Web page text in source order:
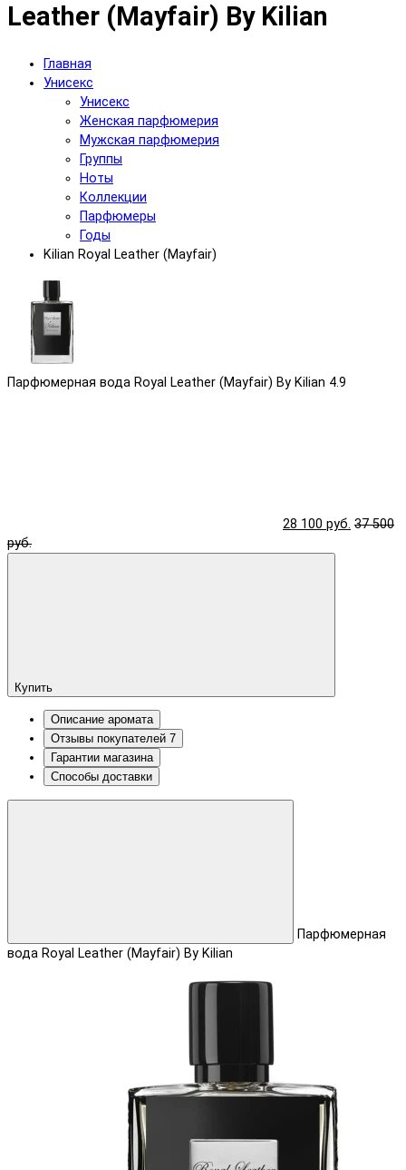
Leather (Mayfair) By Kilian
Главная
Унисекс
Унисекс
Женская парфюмерия
Мужская парфюмерия
Группы
Ноты
Коллекции
Парфюмеры
Годы
Kilian Royal Leather (Mayfair)
Парфюмерная вода Royal Leather (Mayfair) By Kilian 4.9
28 100 руб. 37 500
руб.
Купить
Описание аромата
Отзывы покупателей 7
Гарантии магазина
Способы доставки
Парфюмерная
вода Royal Leather (Mayfair) By Kilian